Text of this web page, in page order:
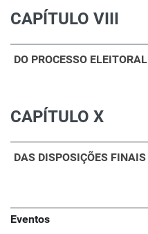
CAPÍTULO VIII
DO PROCESSO ELEITORAL
CAPÍTULO X
DAS DISPOSIÇÕES FINAIS
Eventos